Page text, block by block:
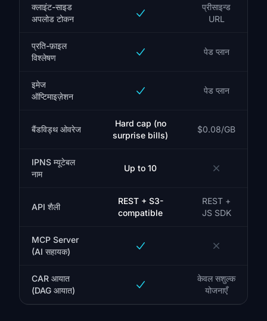
क्लाइंट-साइड
अपलोड टोकन
प्रीसाइन्ड
URL
प्रति-फ़ाइल
विश्लेषण
पेड प्लान
इमेज
ऑप्टिमाइज़ेशन
पेड प्लान
बैंडविड्थ ओवरेज
Hard cap (no
surprise bills)
$0.08/GB
IPNS म्यूटेबल
नाम
Up to 10
API शैली
REST + S3-
compatible
REST +
JS SDK
MCP Server
(AI सहायक)
CAR आयात
(DAG आयात)
केवल सशुल्क
योजनाएँ